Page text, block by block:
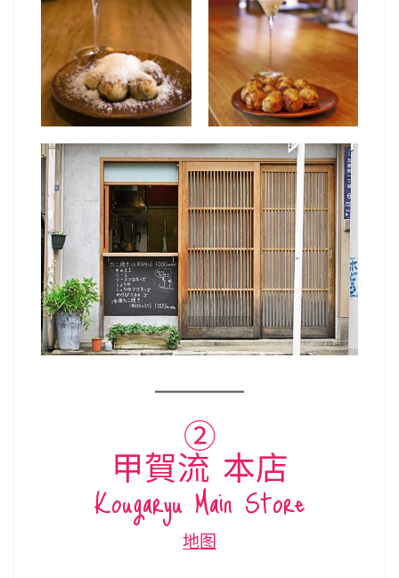
②
甲賀流 本店
Kougaryu Main Store
地图